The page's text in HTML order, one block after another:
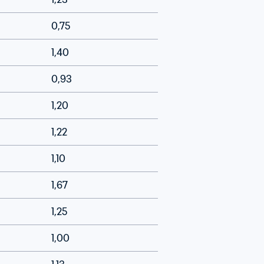
0,75
1,40
0,93
1,20
1,22
1,10
1,67
1,25
1,00